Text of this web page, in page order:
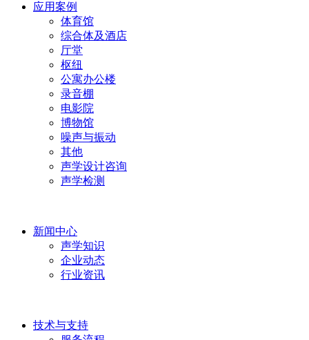
应用案例
体育馆
综合体及酒店
厅堂
枢纽
公寓办公楼
录音棚
电影院
博物馆
噪声与振动
其他
声学设计咨询
声学检测
新闻中心
声学知识
企业动态
行业资讯
技术与支持